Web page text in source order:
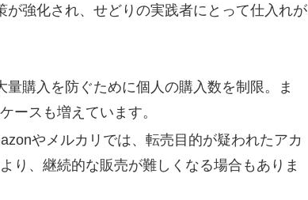
強化され、せどりの実践者にとって仕入れが
購入を防ぐために個人の購入数を制限。ま
ースも増えています。
やメルカリでは、転売目的が疑われたアカ
り、継続的な販売が難しくなる場合もありま